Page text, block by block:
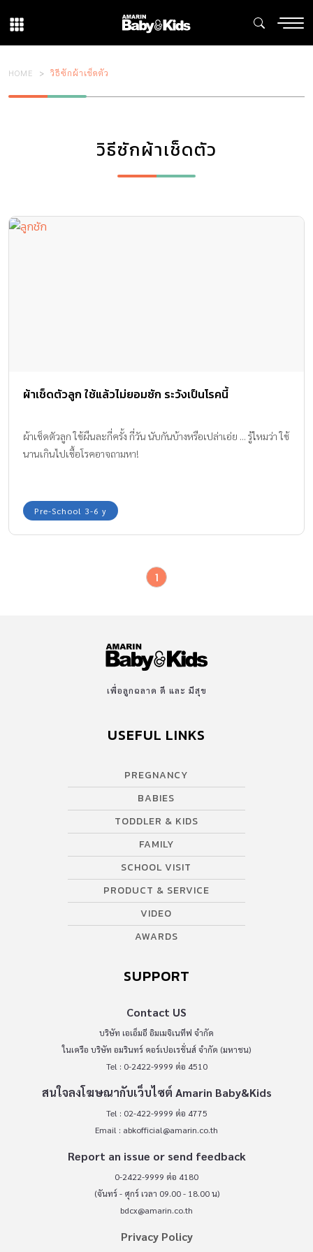
HOME วิธีซักผ้าเช็ดตัว
วิธีซักผ้าเช็ดตัว
ผ้าเช็ดตัวลูก ใช้แล้วไม่ยอมซัก ระวังเป็นโรคนี้
ผ้าเช็ดตัวลูก ใช้ผืนละกี่ครั้ง กี่วัน นับกันบ้างหรือเปล่าเอ่ย ... รู้ไหมว่า ใช้
นานเกินไปเชื้อโรคอาจถามหา!
Pre-School 3-6 y
1
เพื่อลูกฉลาด ดี และ มีสุข
USEFUL LINKS
PREGNANCY
BABIES
TODDLER & KIDS
FAMILY
SCHOOL VISIT
PRODUCT & SERVICE
VIDEO
AWARDS
SUPPORT
Contact US
บริษัท เอเอ็มอี อิมเมจิเนทีฟ จำกัด
ในเครือ บริษัท อมรินทร์ คอร์เปอเรชั่นส์ จำกัด (มหาชน)
Tel : 0-2422-9999 ต่อ 4510
สนใจลงโฆษณากับเว็บไซต์ Amarin Baby&Kids
Tel : 02-422-9999 ต่อ 4775
Email : abkofficial@amarin.co.th
Report an issue or send feedback
0-2422-9999 ต่อ 4180
(จันทร์ - ศุกร์ เวลา 09.00 - 18.00 น)
bdcx@amarin.co.th
Privacy Policy